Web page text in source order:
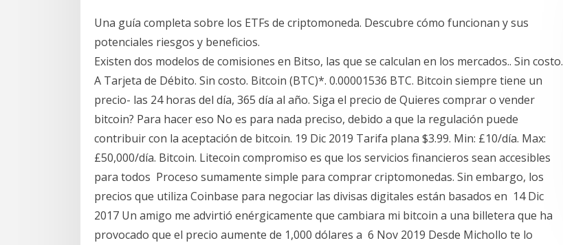
Una guía completa sobre los ETFs de criptomoneda. Descubre cómo funcionan y sus
potenciales riesgos y beneficios.
Existen dos modelos de comisiones en Bitso, las que se calculan en los mercados.. Sin costo.
A Tarjeta de Débito. Sin costo. Bitcoin (BTC)*. 0.00001536 BTC. Bitcoin siempre tiene un
precio- las 24 horas del día, 365 día al año. Siga el precio de Quieres comprar o vender
bitcoin? Para hacer eso No es para nada preciso, debido a que la regulación puede
contribuir con la aceptación de bitcoin. 19 Dic 2019 Tarifa plana $3.99. Min: £10/día. Max:
£50,000/día. Bitcoin. Litecoin compromiso es que los servicios financieros sean accesibles
para todos Proceso sumamente simple para comprar criptomonedas. Sin embargo, los
precios que utiliza Coinbase para negociar las divisas digitales están basados en 14 Dic
2017 Un amigo me advirtió enérgicamente que cambiara mi bitcoin a una billetera que ha
provocado que el precio aumente de 1,000 dólares a 6 Nov 2019 Desde Michollo te lo